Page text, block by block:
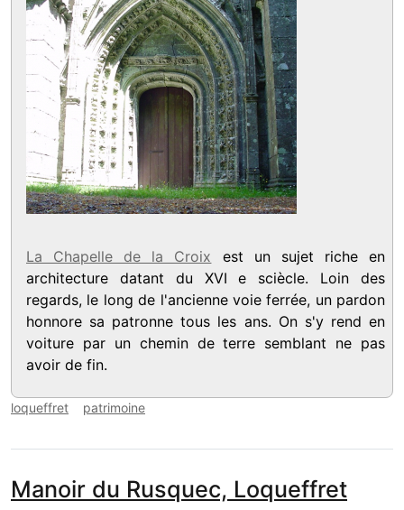
La Chapelle de la Croix est un sujet riche en
architecture datant du XVI e sciècle. Loin des
regards, le long de l'ancienne voie ferrée, un pardon
honnore sa patronne tous les ans. On s'y rend en
voiture par un chemin de terre semblant ne pas
avoir de fin.
loqueffret patrimoine
Manoir du Rusquec, Loqueffret